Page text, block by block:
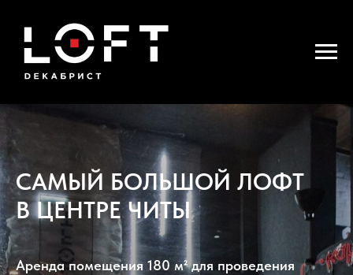
САМЫЙ БОЛЬШОЙ ЛОФТ
В ЦЕНТРЕ ЧИТЫ
Аренда помещения 180 м² для проведения